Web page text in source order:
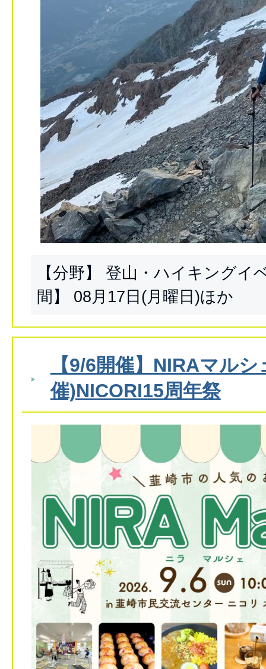
【分野】 登山・ハイキングイ
間】 08月17日(月曜日)ほか
【9/6開催】NIRAマル
催)NICORI15周年祭